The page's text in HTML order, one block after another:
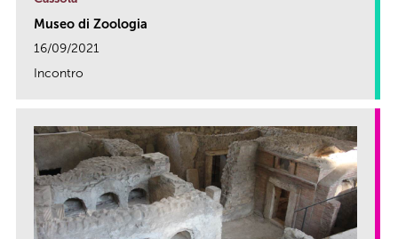
Museo di Zoologia
16/09/2021
Incontro